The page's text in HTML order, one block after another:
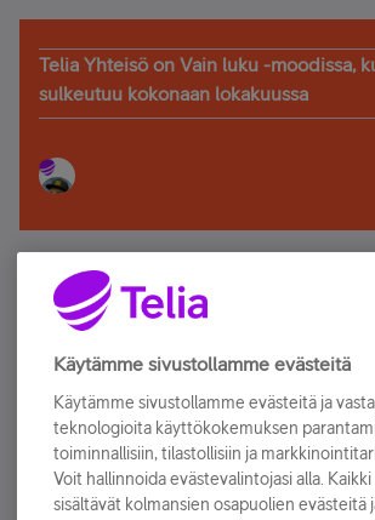
Telia Yhteisö on Vain luku -moodissa,
sulkeutuu kokonaan lokakuussa
Älä jää paitsi – osallistu ja
Tilaa Telian uutiskirje ja olet mukana
sähköpostiisi.
Tilaa nyt
Käytämme sivustollamme evästeitä
Käytämme sivustollamme evästeitä ja
teknologioita käyttökokemuksen
toiminnallisiin, tilastollisiin ja
Voit hallinnoida evästevalintojasi alla.
sisältävät kolmansien osapuolien evästeitä